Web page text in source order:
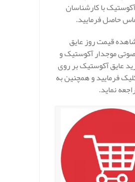
با کارشناسان
حاصل فرمایید.
قیمت روز عایق
موجدار آکوستیک و
عایق آکوستیک بر روی
فرمایید و همچنین به
نماید.